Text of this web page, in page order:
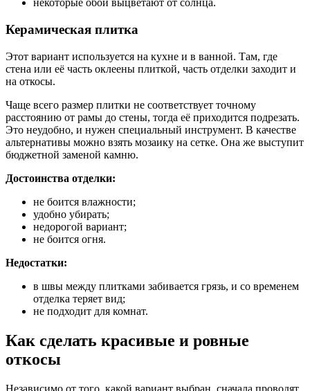
некоторые обои выцветают от солнца.
Керамическая плитка
Этот вариант используется на кухне и в ванной. Там, где
стена или её часть оклеены плиткой, часть отделки заходит и
на откосы.
Чаще всего размер плитки не соответствует точному
расстоянию от рамы до стены, тогда её приходится подрезать.
Это неудобно, и нужен специальный инструмент. В качестве
альтернативы можно взять мозаику на сетке. Она же выступит
бюджетной заменой камню.
Достоинства отделки:
не боится влажности;
удобно убирать;
недорогой вариант;
не боится огня.
Недостатки:
в швы между плитками забивается грязь, и со временем
отделка теряет вид;
не подходит для комнат.
Как сделать красивые и ровные
откосы
Независимо от того, какой вариант выбран, сначала проводят